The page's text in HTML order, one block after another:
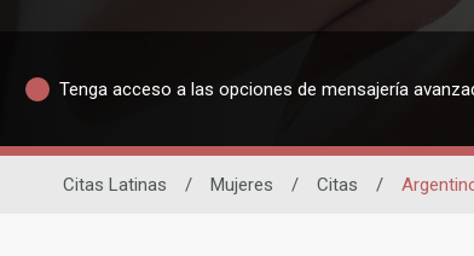
Tenga acceso a las opciones de mensajería
Citas Latinas / Mujeres / Citas /